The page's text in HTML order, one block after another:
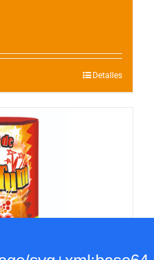
Detalles